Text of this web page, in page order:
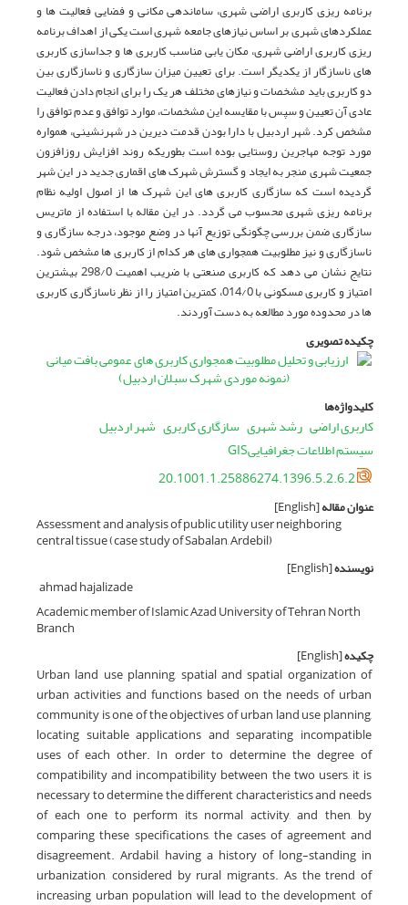
برنامه ریزی کاربری اراضی شهری، ساماندهی مکانی و فضایی فعالیت ها و
عملکردهای شهری بر اساس نیازهای جامعه شهری است یکی از اهداف برنامه
ریزی کاربری اراضی شهری، مکان یابی مناسب کاربری ها و جداسازی کاربری
های ناسازگار از یکدیگر است. برای تعیین میزان سازگاری و ناسازگاری بین
دو کاربری باید مشخصات و نیازهای مختلف هر یک را برای انجام دادن فعالیت
عادی آن تعیین و سپس با مقایسه این مشخصات، موارد توافق و عدم توافق را
مشخص کرد. شهر اردبیل با دارا بودن قدمت دیرین در شهرنشینی، همواره
مورد توجه مهاجرین روستایی بوده است بطوریکه روند افزایش روزافزون
جمعیت شهری منجر به ایجاد و گسترش شهرک های اقماری جدید در این شهر
گردیده است که سازگاری کاربری های این شهرک ها از اصول اولیه نظام
برنامه ریزی شهری محسوب می گردد. در این مقاله با استفاده از ماتریس
سازگاری ضمن بررسی چگونگی توزیع آنها در وضع موجود، درجه سازگاری و
ناسازگاری و نیز مطلوبیت همجواری های هر کدام از کاربری ها مشخص شود.
نتایج نشان می دهد که کاربری صنعتی با ضریب اهمیت 298/0 بیشترین
امتیاز و کاربری مسکونی با 014/0، کمترین امتیاز را از نظر ناسازگاری کاربری
ها در محدوده مورد مطالعه به دست آوردند.
چکیده تصویری
کلیدواژه‌ها
کاربری اراضی رشد شهری سازگاری کاربری شهر اردبیل
سیستم اطلاعات جغرافیاییGIS
20.1001.1.25886274.1396.5.2.6.2
عنوان مقاله[English]
Assessment and analysis of public utility user neighboring
central tissue (case study of Sabalan, Ardebil)
نویسنده[English]
ahmad hajalizade
Academic member of Islamic Azad University of Tehran North
Branch
چکیده[English]
Urban land use planning, spatial and spatial organization of
urban activities and functions based on the needs of urban
community is one of the objectives of urban land use planning,
locating suitable applications and separating incompatible
uses of each other. In order to determine the degree of
compatibility and incompatibility between the two users, it is
necessary to determine the different characteristics and needs
of each one to perform its normal activity, and then, by
comparing these specifications, the cases of agreement and
disagreement. Ardabil, having a history of long-standing in
urbanization, considered by rural migrants. As the trend of
increasing urban population will lead to the development of